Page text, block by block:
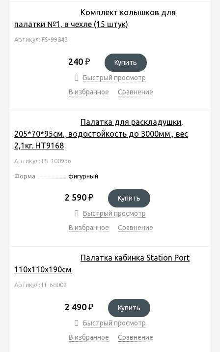
Комплект колышков для
палатки №1, в чехле (15 штук)
Артикул: FS-99843
240 ₽
Купить
Быстрый просмотр
В избранное
Сравнение
Палатка для раскладушки,
205*70*95см., водостойкость до 3000мм., вес
2,1кг. HT9168
Артикул: FS-100936
Форма фигурный
2 590 ₽
Купить
Быстрый просмотр
В избранное
Сравнение
Палатка кабинка Station Port
110х110х190см
Артикул: IT-68002
2 490 ₽
Купить
Быстрый просмотр
В избранное
Сравнение